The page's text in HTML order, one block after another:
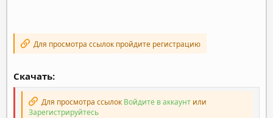
Для просмотра ссылок пройдите регистрацию
Скачать:
Для просмотра ссылок Войдите в аккаунт или
Зарегистрируйтесь